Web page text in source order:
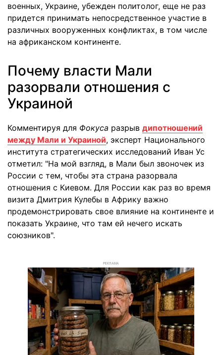
военных, Украине, убежден политолог, еще не раз
придется принимать непосредственное участие в
различных вооруженных конфликтах, в том числе
на африканском континенте.
Почему власти Мали
разорвали отношения с
Украиной
Комментируя для Фокуса разрыв дипотношений
между Мали и Украиной, эксперт Национального
института стратегических исследований Иван Ус
отметил: "На мой взгляд, в Мали был звоночек из
России с тем, чтобы эта страна разорвала
отношения с Киевом. Для России как раз во время
визита Дмитрия Кулебы в Африку важно
продемонстрировать свое влияние на континенте и
показать Украине, что там ей нечего искать
союзников".
РЕКЛАМА